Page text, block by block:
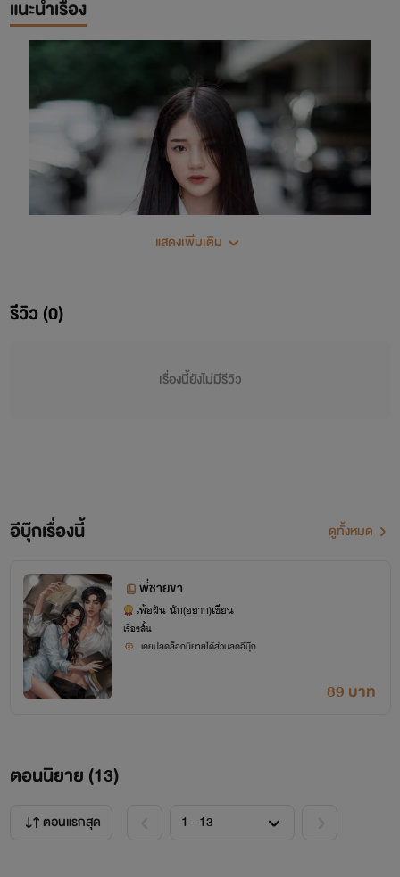
แนะนำเรื่อง
ไม่รู้ว่าทำไมฉันถึงได้หวง
แสดงเพิ่มเติม
รีวิว (0)
เรื่องนี้ยังไม่มีรีวิว
อีบุ๊กเรื่องนี้ ดูทั้งหมด
พี่ชายขา
เพ้อฝัน นัก(อยาก)เขียน
เรื่องสั้น
เคยปลดล็อกนิยายได้ส่วนลดอีบุ๊ก
89 บาท
ตอนนิยาย (13)
ตอนแรกสุด